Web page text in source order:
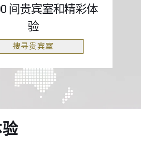
间贵宾室和精彩体
验
搜寻贵宾室